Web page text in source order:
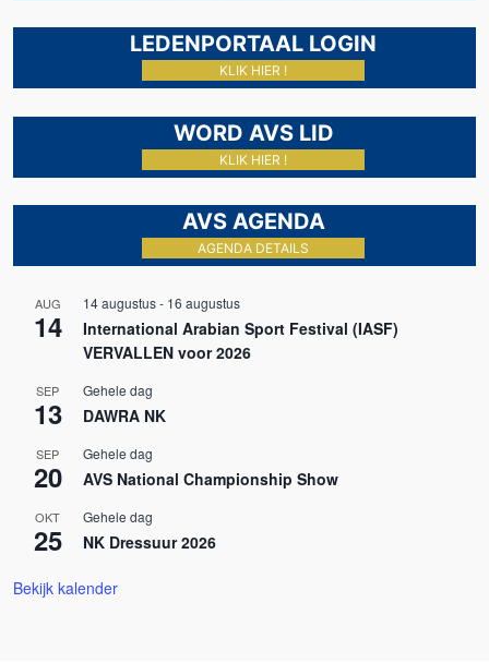
LEDENPORTAAL LOGIN
KLIK HIER !
WORD AVS LID
KLIK HIER !
AVS AGENDA
AGENDA DETAILS
AUG
14
14 augustus- 16 augustus
International Arabian Sport Festival (IASF)
VERVALLEN voor 2026
SEP
13
Gehele dag
DAWRA NK
SEP
20
Gehele dag
AVS National Championship Show
OKT
25
Gehele dag
NK Dressuur 2026
Bekijk kalender